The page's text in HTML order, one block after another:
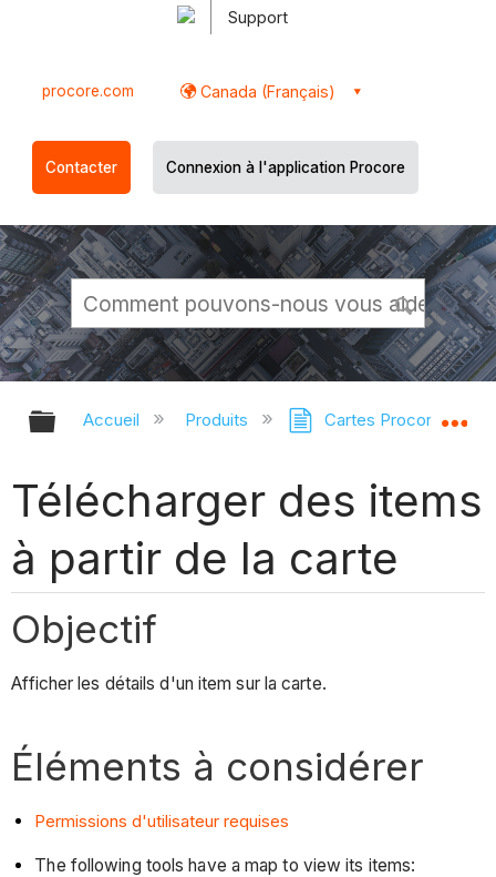
Support
procore.com Canada (Français)
Contacter Connexion à l'application Procore
Développer/réduire la hiérarchie
Accueil Produits Cartes Procore
Télécharger des items
à partir de la carte
Objectif
Afficher les détails d'un item sur la carte.
Éléments à considérer
Permissions d'utilisateur requises
The following tools have a map to view its items: